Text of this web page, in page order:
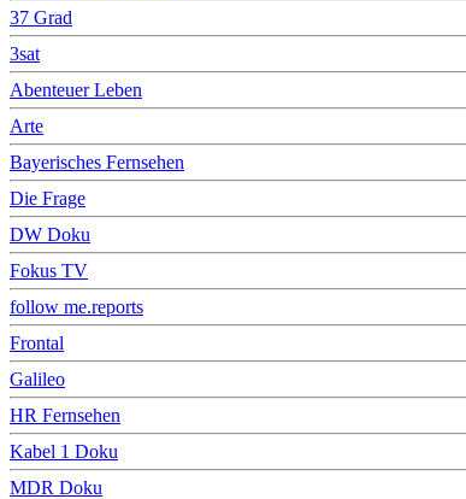
37 Grad
3sat
Abenteuer Leben
Arte
Bayerisches Fernsehen
Die Frage
DW Doku
Fokus TV
follow me.reports
Frontal
Galileo
HR Fernsehen
Kabel 1 Doku
MDR Doku